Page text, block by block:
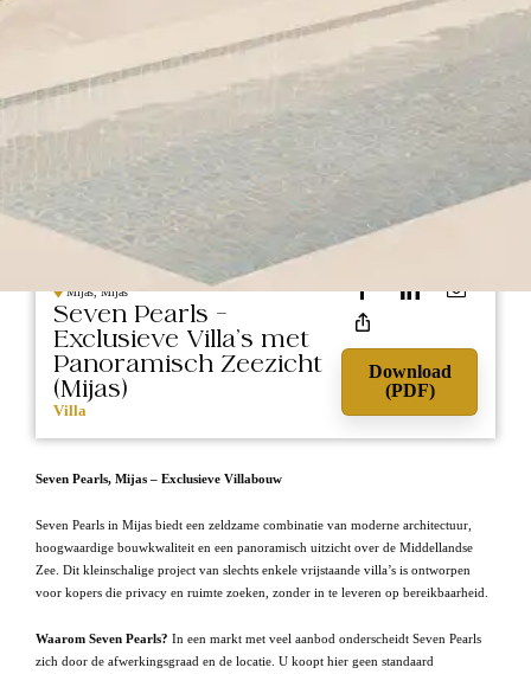
NIEUWBOUW
Mijas, Mijas
Seven Pearls –
Exclusieve Villa’s met
Panoramisch Zeezicht
(Mijas)
Villa
Download
(PDF)
Seven Pearls, Mijas – Exclusieve Villabouw
Seven Pearls in Mijas biedt een zeldzame combinatie van moderne architectuur,
hoogwaardige bouwkwaliteit en een panoramisch uitzicht over de Middellandse
Zee. Dit kleinschalige project van slechts enkele vrijstaande villa’s is ontworpen
voor kopers die privacy en ruimte zoeken, zonder in te leveren op bereikbaarheid.
Waarom Seven Pearls? In een markt met veel aanbod onderscheidt Seven Pearls
zich door de afwerkingsgraad en de locatie. U koopt hier geen standaard